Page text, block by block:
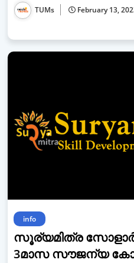
TUMs February 13,
info
സൂര്യമിത്ര സോളാർ
3മാസ സൗജന്യ